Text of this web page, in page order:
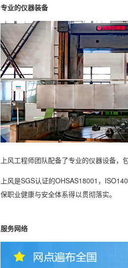
专业的仪器装备
上风工程师团队配备了专业的仪器设备
上风是SGS认证的OHSAS18001，
保职业健康与安全体系得以贯彻落实。
服务网络